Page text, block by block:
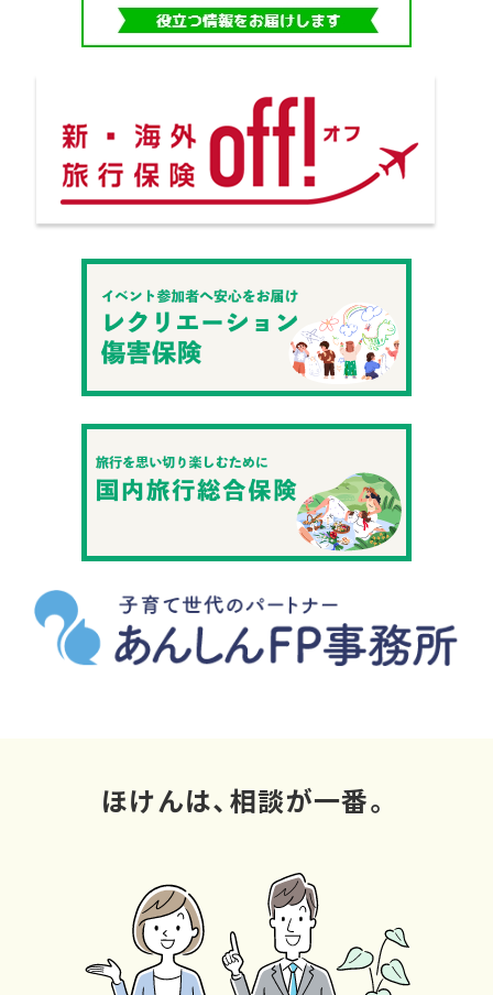
ほけんは、相談が一番。